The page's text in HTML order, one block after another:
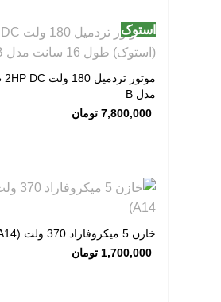
استوک
مدل B
7,800,000 تومان
خازن 5 میکروفاراد 370 ولت (SA3705-A14)
1,700,000 تومان